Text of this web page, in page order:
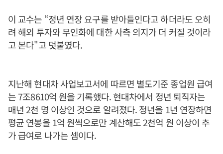
이 교수는 “정년 연장 요구를 받아들인다고 하더라도 오히
려 해외 투자와 무인화에 대한 사측 의지가 더 커질 것이라
고 본다"고 덧붙였다.
지난해 현대차 사업보고서에 따르면 별도기준 종업원 급여
는 7조8610억 원을 기록했다. 현대차에서 정년 퇴직자는
매년 2천 명 이상인 것으로 알려졌다. 정년을 1년 연장하면
평균 연봉을 1억 원씩으로만 계산해도 2천억 원 이상이 추
가 급여로 나가는 셈이다.